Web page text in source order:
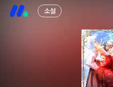
소설